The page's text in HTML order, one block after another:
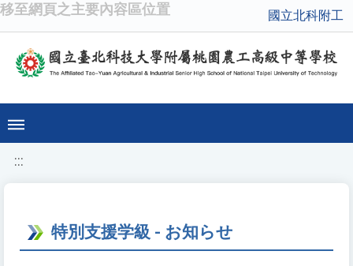
移至網頁之主要內容區位置 國立北科附工
:::
特別支援学級 - お知らせ